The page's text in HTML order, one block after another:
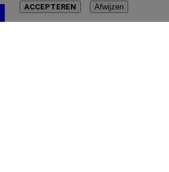
ACCEPTEREN Afwijzen
Cookie toestemming